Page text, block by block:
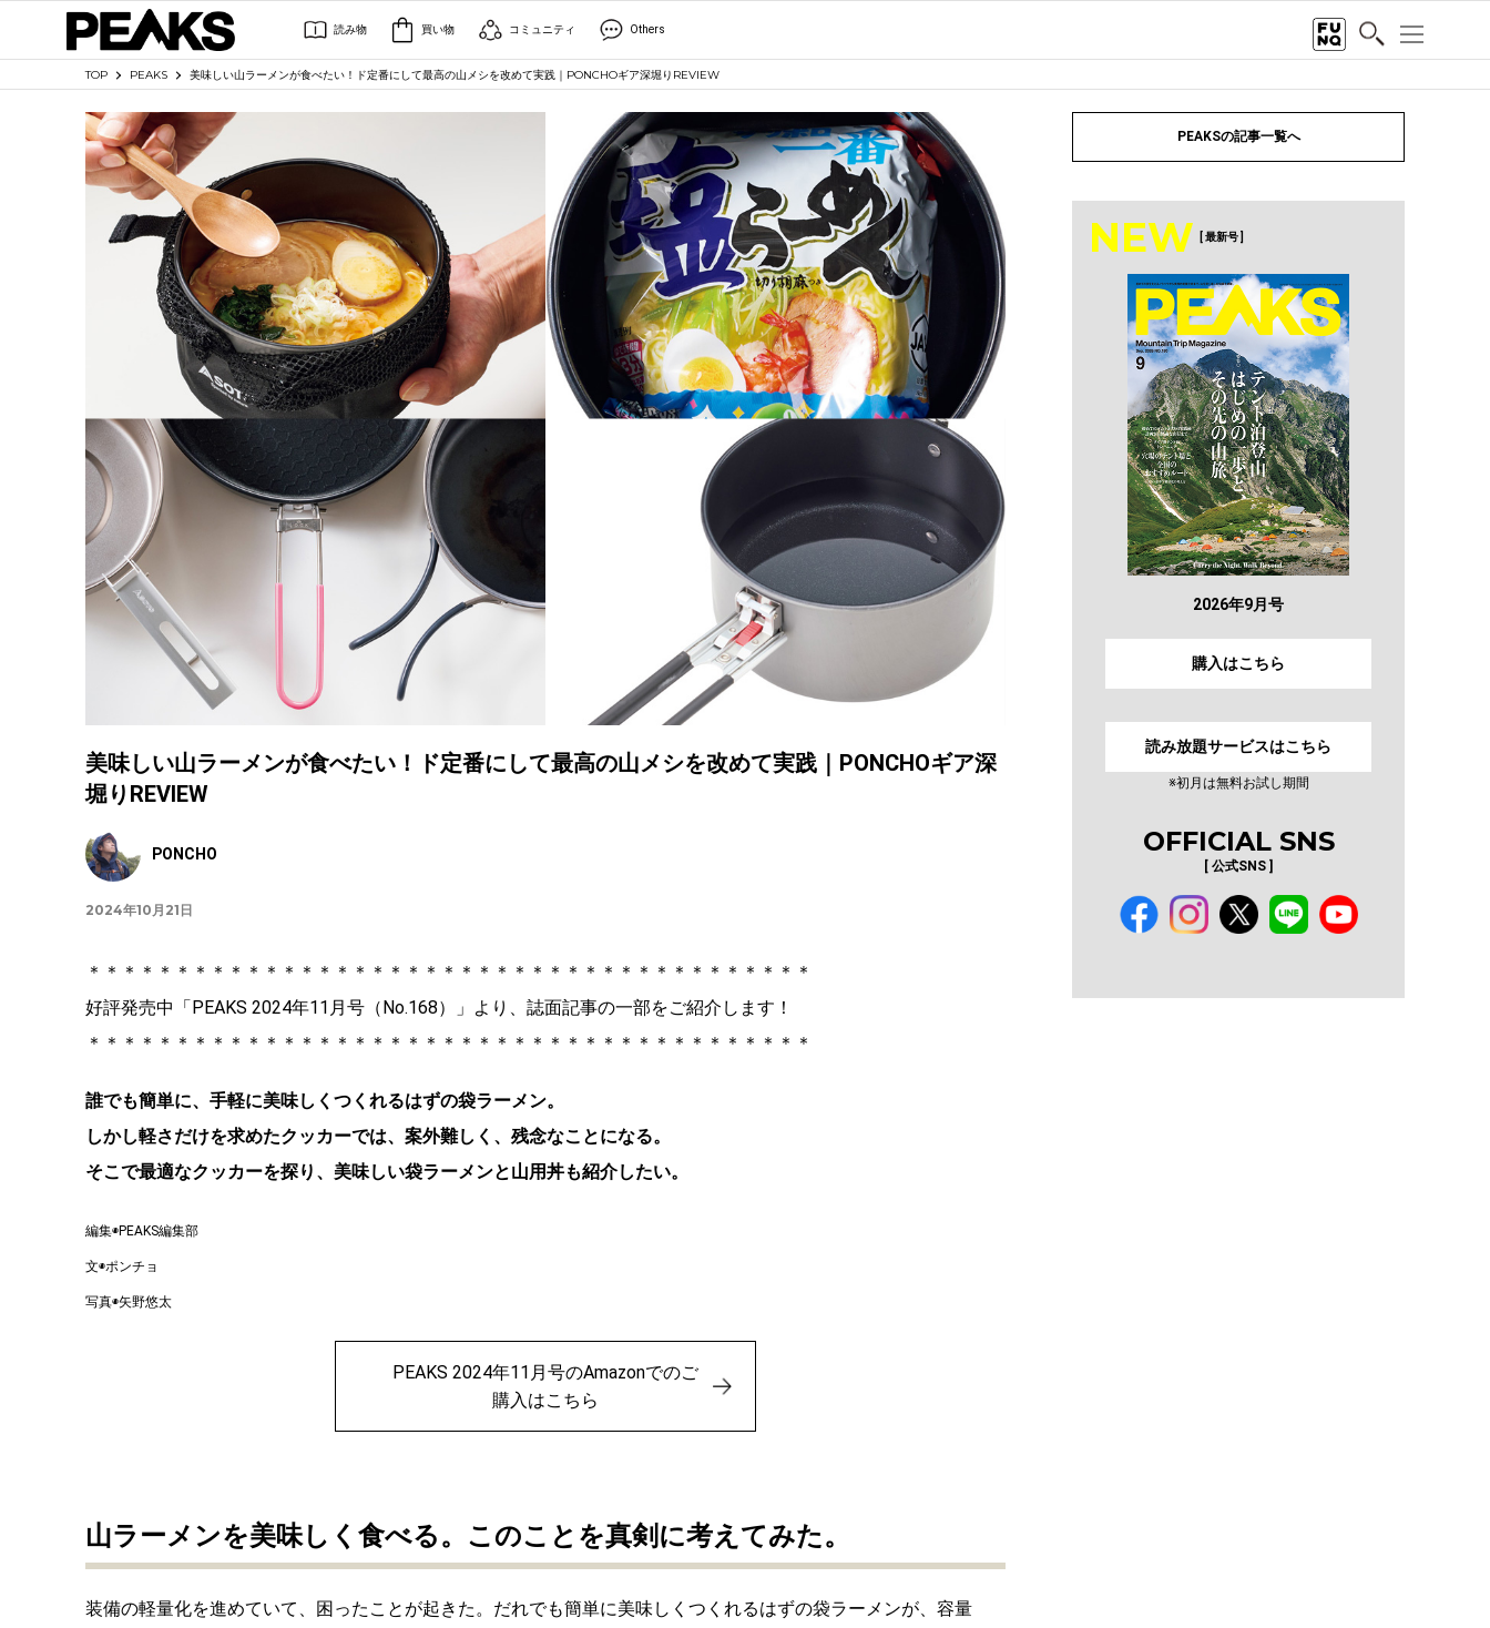
読み物 買い物 コミュニティ Others
TOP PEAKS 美味しい山ラーメンが食べたい！ド定番にして最高の山メシを改めて実践｜PONCHOギア深堀りREVIEW
美味しい山ラーメンが食べたい！ド定番にして最高の山メシを改めて実践｜PONCHOギア深
堀りREVIEW
PONCHO
2024年10月21日
＊＊＊＊＊＊＊＊＊＊＊＊＊＊＊＊＊＊＊＊＊＊＊＊＊＊＊＊＊＊＊＊＊＊＊＊＊＊＊＊＊
好評発売中「PEAKS 2024年11月号（No.168）」より、誌面記事の一部をご紹介します！
＊＊＊＊＊＊＊＊＊＊＊＊＊＊＊＊＊＊＊＊＊＊＊＊＊＊＊＊＊＊＊＊＊＊＊＊＊＊＊＊＊
誰でも簡単に、手軽に美味しくつくれるはずの袋ラーメン。
しかし軽さだけを求めたクッカーでは、案外難しく、残念なことになる。
そこで最適なクッカーを探り、美味しい袋ラーメンと山用丼も紹介したい。
編集◉PEAKS編集部
文◉ポンチョ
写真◉矢野悠太
PEAKS 2024年11月号のAmazonでのご
購入はこちら
山ラーメンを美味しく食べる。このことを真剣に考えてみた。
装備の軽量化を進めていて、困ったことが起きた。だれでも簡単に美味しくつくれるはずの袋ラーメンが、容量
PEAKSの記事一覧へ
NEW [ 最新号 ]
2026年9月号
購入はこちら
読み放題サービスはこちら
※初月は無料お試し期間
OFFICIAL SNS
[ 公式SNS ]